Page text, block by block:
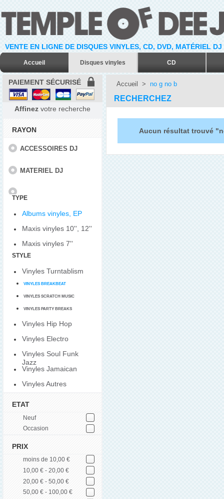
VENTE EN LIGNE DE DISQUES VINYLES, CD, DVD, MATÉRIEL
Accueil Disques vinyles CD
PAIEMENT SÉCURISÉ
Affinez votre recherche
RAYON
ACCESSOIRES DJ
MATERIEL DJ
TYPE
Albums vinyles, EP
Maxis vinyles 10'', 12''
Maxis vinyles 7''
STYLE
Vinyles Turntablism
VINYLES BREAKBEAT
VINYLES SCRATCH MUSIC
VINYLES PARTY BREAKS
Vinyles Hip Hop
Vinyles Electro
Vinyles Soul Funk
Jazz
Vinyles Jamaican
Vinyles Autres
ETAT
Neuf
Occasion
PRIX
moins de 10,00 €
10,00 € - 20,00 €
20,00 € - 50,00 €
50,00 € - 100,00 €
Accueil > no g no b
RECHERCHEZ
Aucun résultat trouvé